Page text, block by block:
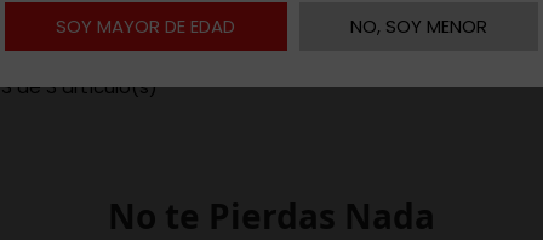
SOY MAYOR DE EDAD
NO, SOY MENOR
de 3 artículo(s)
No te Pierdas Nada